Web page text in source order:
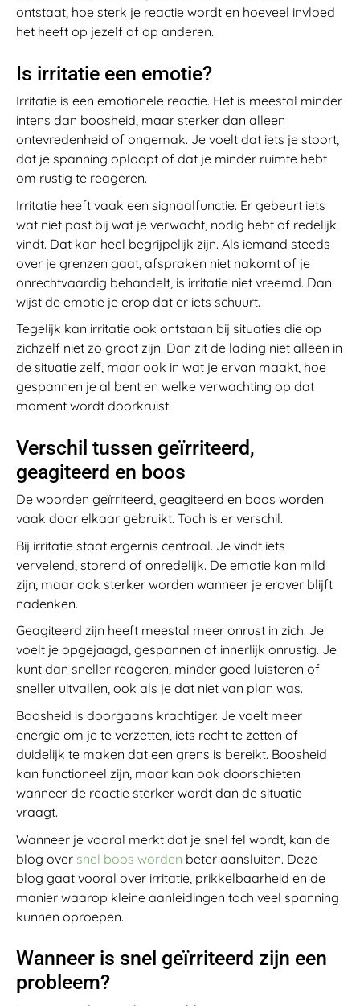
ontstaat, hoe sterk je reactie wordt en hoeveel invloed
het heeft op jezelf of op anderen.
Is irritatie een emotie?
Irritatie is een emotionele reactie. Het is meestal minder
intens dan boosheid, maar sterker dan alleen
ontevredenheid of ongemak. Je voelt dat iets je stoort,
dat je spanning oploopt of dat je minder ruimte hebt
om rustig te reageren.
Irritatie heeft vaak een signaalfunctie. Er gebeurt iets
wat niet past bij wat je verwacht, nodig hebt of redelijk
vindt. Dat kan heel begrijpelijk zijn. Als iemand steeds
over je grenzen gaat, afspraken niet nakomt of je
onrechtvaardig behandelt, is irritatie niet vreemd. Dan
wijst de emotie je erop dat er iets schuurt.
Tegelijk kan irritatie ook ontstaan bij situaties die op
zichzelf niet zo groot zijn. Dan zit de lading niet alleen in
de situatie zelf, maar ook in wat je ervan maakt, hoe
gespannen je al bent en welke verwachting op dat
moment wordt doorkruist.
Verschil tussen geïrriteerd,
geagiteerd en boos
De woorden geïrriteerd, geagiteerd en boos worden
vaak door elkaar gebruikt. Toch is er verschil.
Bij irritatie staat ergernis centraal. Je vindt iets
vervelend, storend of onredelijk. De emotie kan mild
zijn, maar ook sterker worden wanneer je erover blijft
nadenken.
Geagiteerd zijn heeft meestal meer onrust in zich. Je
voelt je opgejaagd, gespannen of innerlijk onrustig. Je
kunt dan sneller reageren, minder goed luisteren of
sneller uitvallen, ook als je dat niet van plan was.
Boosheid is doorgaans krachtiger. Je voelt meer
energie om je te verzetten, iets recht te zetten of
duidelijk te maken dat een grens is bereikt. Boosheid
kan functioneel zijn, maar kan ook doorschieten
wanneer de reactie sterker wordt dan de situatie
vraagt.
Wanneer je vooral merkt dat je snel fel wordt, kan de
blog over snel boos worden beter aansluiten. Deze
blog gaat vooral over irritatie, prikkelbaarheid en de
manier waarop kleine aanleidingen toch veel spanning
kunnen oproepen.
Wanneer is snel geïrriteerd zijn een
probleem?